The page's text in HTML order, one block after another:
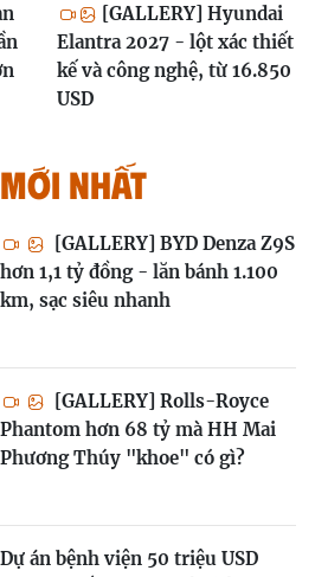
[GALLERY] Hyundai
Elantra 2027 - lột xác thiết
kế và công nghệ, từ 16.850
USD
NHẤT
[GALLERY] BYD Denza Z9S
hơn 1,1 tỷ đồng - lăn bánh 1.100
km, sạc siêu nhanh
[GALLERY] Rolls-Royce
Phantom hơn 68 tỷ mà HH Mai
Phương Thúy "khoe" có gì?
Dự án bệnh viện 50 triệu USD